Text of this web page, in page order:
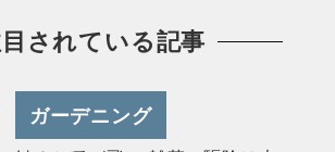
されている記事
ガーデニング